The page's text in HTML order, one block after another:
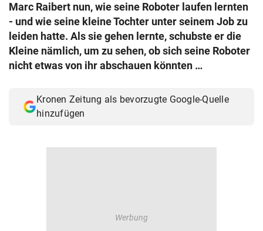
Marc Raibert nun, wie seine Roboter laufen lernten
- und wie seine kleine Tochter unter seinem Job zu
leiden hatte. Als sie gehen lernte, schubste er die
Kleine nämlich, um zu sehen, ob sich seine Roboter
nicht etwas von ihr abschauen könnten …
Kronen Zeitung als bevorzugte Google-Quelle
hinzufügen